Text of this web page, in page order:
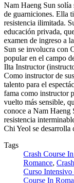
Nam Haeng Sun solía
de guarniciones. Ella
resistencia ilimitada.
educación privada,
examen de ingreso a
Sun se involucra con
popular en el campo
Ilta Instructor
Como instructor de
talento para el
fama como instructor
vuelto más sensible,
conoce a Nam Haeng
resistencia
Chi Yeol se desarrolla
Tags
Crash Course
Romance,
Curso Intensivo
Course In